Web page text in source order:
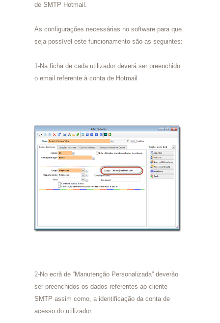
de SMTP Hotmail.
As configurações necessárias no software para que
seja possível este funcionamento são as seguintes:
1-Na ficha de cada utilizador deverá ser preenchido
o email referente à conta de Hotmail
2-No ecrã de “Manutenção Personalizada” deverão
ser preenchidos os dados referentes ao cliente
SMTP assim como, a identificação da conta de
acesso do utilizador.